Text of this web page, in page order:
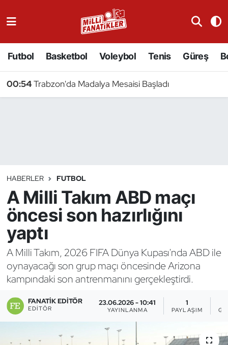
Futbol Basketbol Voleybol Tenis Güreş
00:54Trabzon'da Madalya Mesaisi Başladı
HABERLER FUTBOL
A Milli Takım ABD maçı
öncesi son hazırlığını
yaptı
A Milli Takım, 2026 FIFA Dünya Kupası'nda ABD ile
oynayacağı son grup maçı öncesinde Arizona
kampındaki son antrenmanını gerçekleştirdi.
FANATIK EDITÖR
EDITÖR
23.06.2026 - 10:41
YAYINLANMA
1
PAYLAŞIM
Badminton
Binicilik
Bisiklet
Bocce Bowling Dart
Boks
Briç
Buz Hokeyi